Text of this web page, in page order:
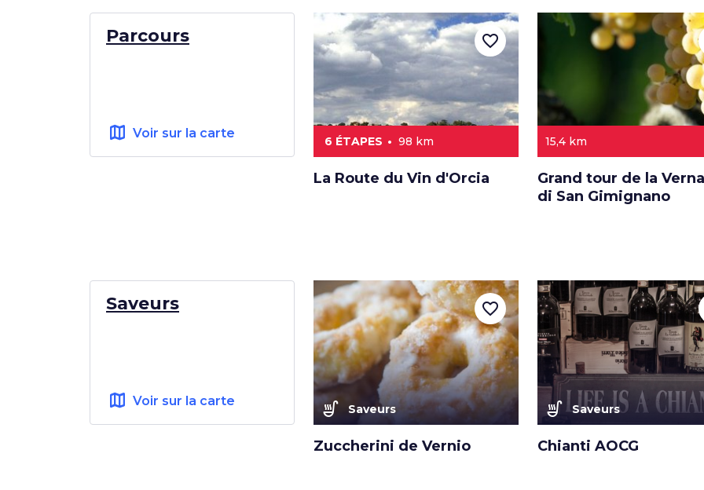
Parcours
map Voir sur la carte
6 ÉTAPES 98 km
La Route du Vin d'Orcia
favorite_border
15,4 km
Grand tour de la
di San Gimignano
Saveurs
map Voir sur la carte soup_kitchen Saveurs
Zuccherini de Vernio
favorite_border
soup_kitchen Saveurs
Chianti AOCG